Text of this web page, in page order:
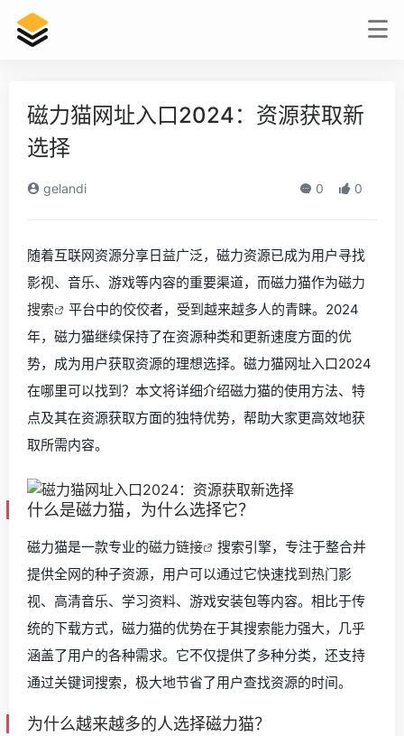
磁力猫网址入口2024：资源获取新
选择
gelandi 0 0
随着互联网资源分享日益广泛，磁力资源已成为用户寻找
影视、音乐、游戏等内容的重要渠道，而磁力猫作为磁力
搜索
平台中的佼佼者，受到越来越多人的青睐。2024
年，磁力猫继续保持了在资源种类和更新速度方面的优
势，成为用户获取资源的理想选择。磁力猫网址入口2024
在哪里可以找到？本文将详细介绍磁力猫的使用方法、特
点及其在资源获取方面的独特优势，帮助大家更高效地获
取所需内容。
什么是磁力猫，为什么选择它？
磁力猫是一款专业的磁力链接
搜索引擎，专注于整合并
提供全网的种子资源，用户可以通过它快速找到热门影
视、高清音乐、学习资料、游戏安装包等内容。相比于传
统的下载方式，磁力猫的优势在于其搜索能力强大，几乎
涵盖了用户的各种需求。它不仅提供了多种分类，还支持
通过关键词搜索，极大地节省了用户查找资源的时间。
为什么越来越多的人选择磁力猫？